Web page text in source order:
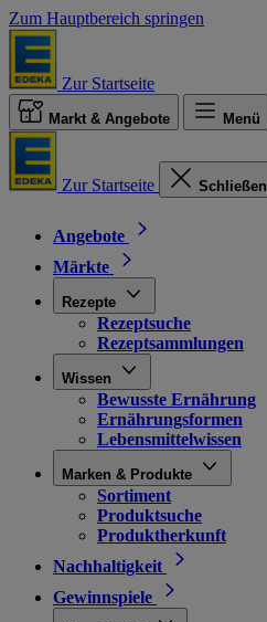
Zum Hauptbereich springen
Zur Startseite
Markt & Angebote Menü
Zur Startseite Schließen
Angebote
Märkte
Rezepte
Rezeptsuche
Rezeptsammlungen
Wissen
Bewusste Ernährung
Ernährungsformen
Lebensmittelwissen
Marken & Produkte
Sortiment
Produktsuche
Produktherkunft
Nachhaltigkeit
Gewinnspiele